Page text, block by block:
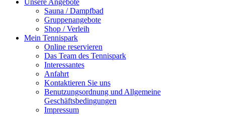
Unsere Angebote
Sauna / Dampfbad
Gruppenangebote
Shop / Verleih
Mein Tennispark
Online reservieren
Das Team des Tennispark
Interessantes
Anfahrt
Kontaktieren Sie uns
Benutzungsordnung und Allgemeine
Geschäftsbedingungen
Impressum